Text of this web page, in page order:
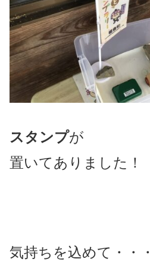
スタンプが
置いてありました！
気持ちを込めて・・・